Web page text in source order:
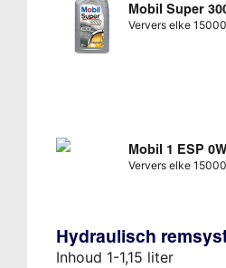
Mobil Super
Ververs elke
Mobil 1 ESP
Ververs elke
Hydraulisch
Inhoud 1-1,15 liter